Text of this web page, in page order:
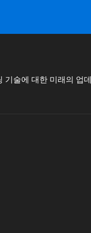
기술에 대한 미래의 업